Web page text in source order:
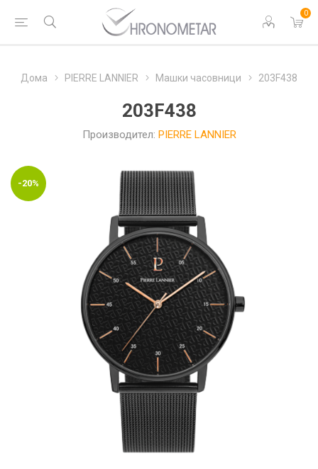
0
Дома PIERRE LANNIER Машки часовници 203F438
203F438
Производител: PIERRE LANNIER
-20%